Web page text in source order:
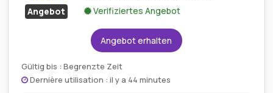
Angebot
Verifiziertes Angebot
Angebot erhalten
Gültig bis : Begrenzte Zeit
Dernière utilisation : il y a 44 minutes